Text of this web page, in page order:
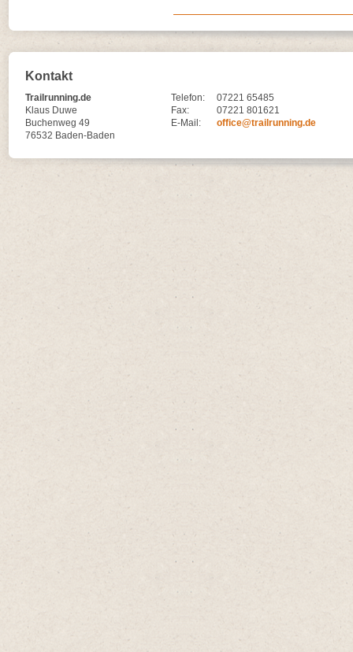
Kontakt
Trailrunning.de
Klaus Duwe
Buchenweg 49
76532 Baden-Baden
Telefon:
07221 65485
Fax:
07221 801621
E-Mail:
office@trailrunning.de